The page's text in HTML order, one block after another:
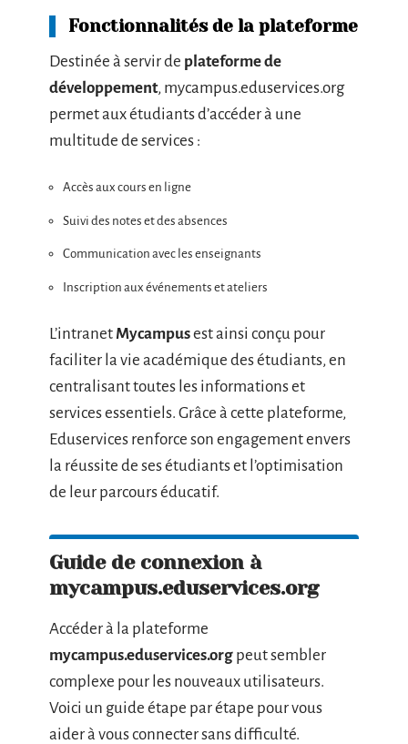
Fonctionnalités de la plateforme
Destinée à servir de plateforme de
développement, mycampus.eduservices.org
permet aux étudiants d’accéder à une
multitude de services :
Accès aux cours en ligne
Suivi des notes et des absences
Communication avec les enseignants
Inscription aux événements et ateliers
L’intranet Mycampusest ainsi conçu pour
faciliter la vie académique des étudiants, en
centralisant toutes les informations et
services essentiels. Grâce à cette plateforme,
Eduservices renforce son engagement envers
la réussite de ses étudiants et l’optimisation
de leur parcours éducatif.
Guide de connexion à
mycampus.eduservices.org
Accéder à la plateforme
mycampus.eduservices.org peut sembler
complexe pour les nouveaux utilisateurs.
Voici un guide étape par étape pour vous
aider à vous connecter sans difficulté.